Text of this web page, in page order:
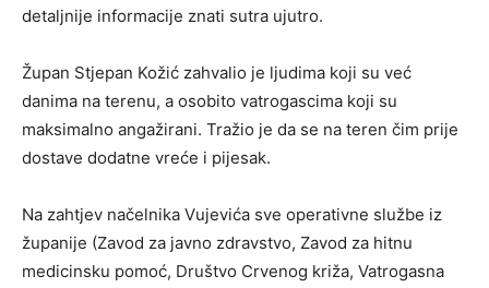
detaljnije informacije znati sutra ujutro.
Župan Stjepan Kožić zahvalio je ljudima koji su već
danima na terenu, a osobito vatrogascima koji su
maksimalno angažirani. Tražio je da se na teren čim prije
dostave dodatne vreće i pijesak.
Na zahtjev načelnika Vujevića sve operativne službe iz
županije (Zavod za javno zdravstvo, Zavod za hitnu
medicinsku pomoć, Društvo Crvenog križa, Vatrogasna